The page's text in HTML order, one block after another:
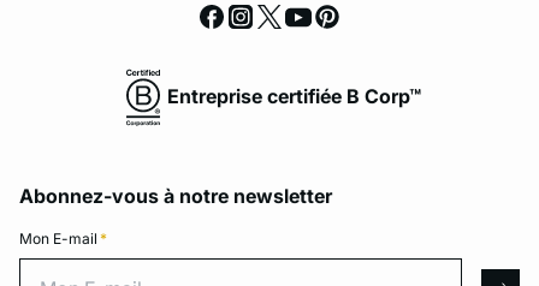
Entreprise certifiée B Corp™
Abonnez-vous à notre newsletter
Mon E-mail *